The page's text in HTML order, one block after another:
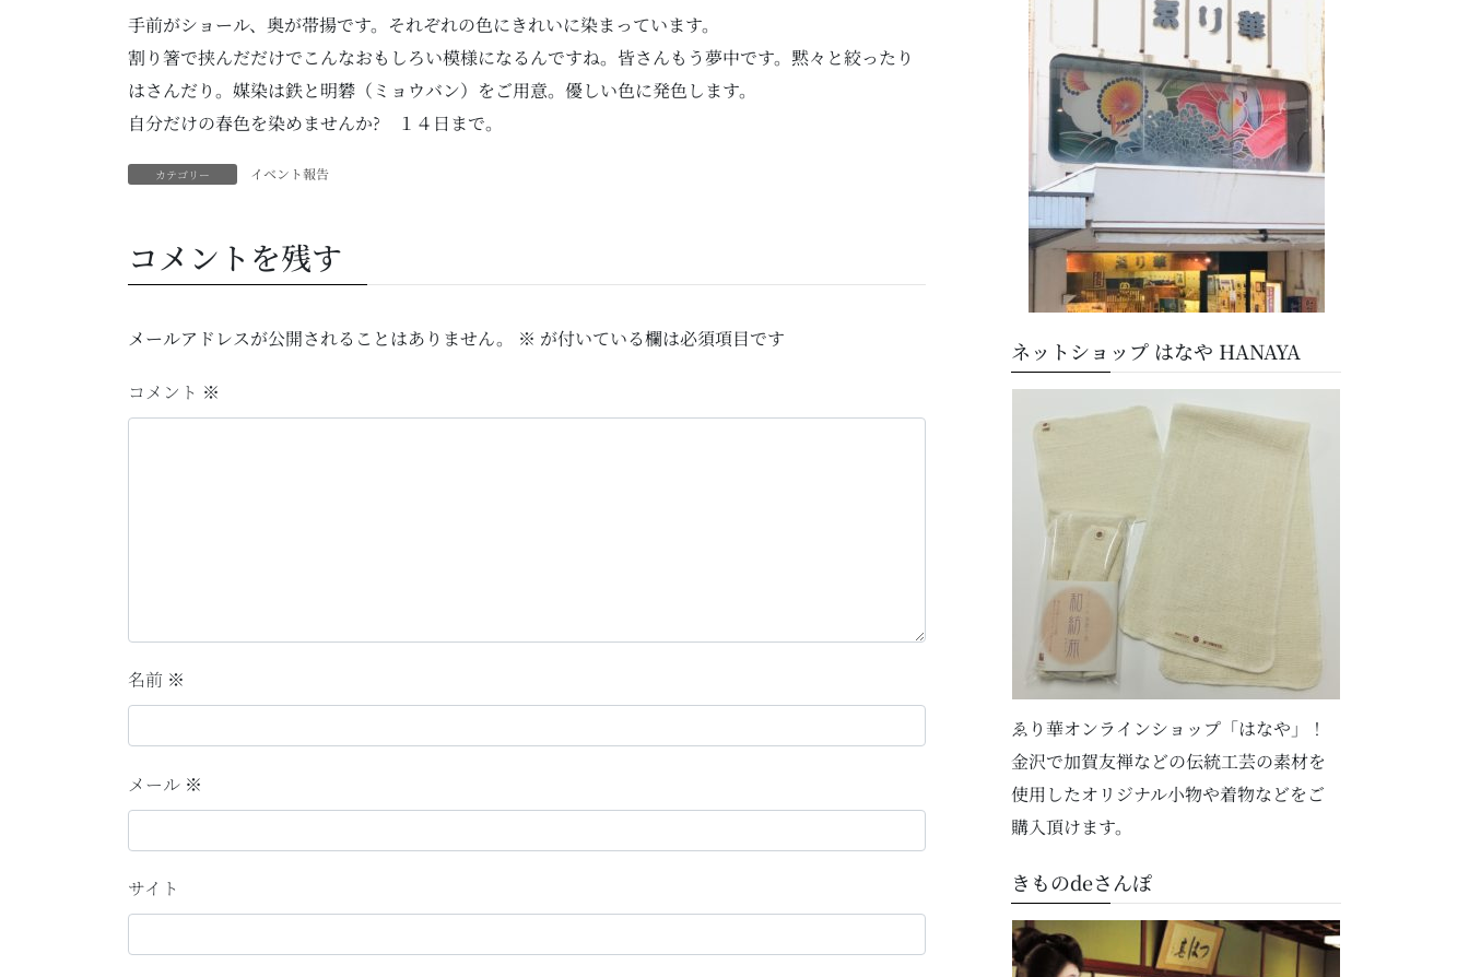
手前がショール、奥が帯揚です。それぞれの色にきれいに染まっています。
割り箸で挟んだだけでこんなおもしろい模様になるんですね。皆さんもう夢中です。黙々と絞ったり
はさんだり。媒染は鉄と明礬（ミョウバン）をご用意。優しい色に発色します。
自分だけの春色を染めませんか? １４日まで。
カテゴリー イベント報告
コメントを残す
メールアドレスが公開されることはありません。 ※ が付いている欄は必須項目です
コメント ※
名前 ※
メール ※
サイト
ネットショップ はなや HANAYA
ゑり華オンラインショップ「はなや」！
金沢で加賀友禅などの伝統工芸の素材を
使用したオリジナル小物や着物などをご
購入頂けます。
きものdeさんぽ